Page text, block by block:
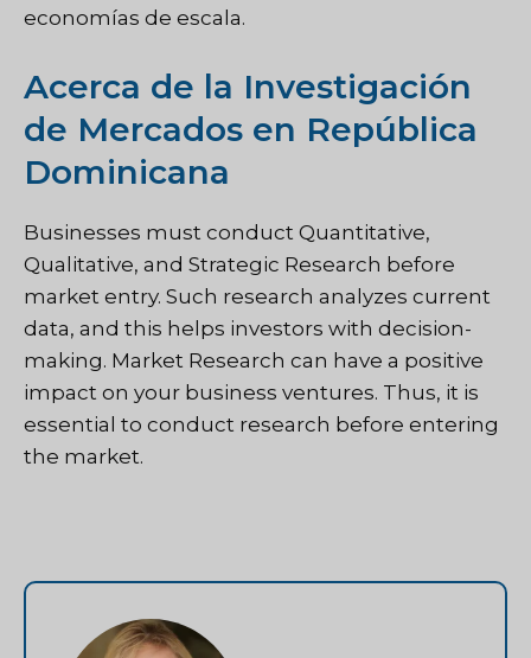
economías de escala.
Acerca de la Investigación
de Mercados en República
Dominicana
Businesses must conduct Quantitative,
Qualitative, and Strategic Research before
market entry. Such research analyzes current
data, and this helps investors with decision-
making. Market Research can have a positive
impact on your business ventures. Thus, it is
essential to conduct research before entering
the market.